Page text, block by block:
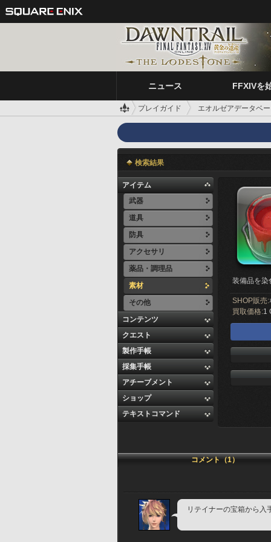
ニュース FFXIVを
プレイガイド エオルゼアデータベ
検索結果
アイテム
武器
道具
防具
アクセサリ
薬品・調理品
素材
その他
コンテンツ
クエスト
製作手帳
採集手帳
アチーブメント
ショップ
テキストコマンド
装備品を染
SHOP販売:
買取価格:1
コメント（1）
リテイナーの宝箱から入